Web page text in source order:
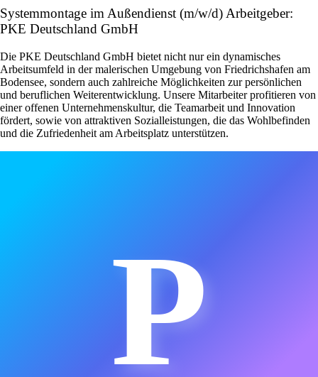
Systemmontage im Außendienst (m/w/d) Arbeitgeber:
PKE Deutschland GmbH
Die PKE Deutschland GmbH bietet nicht nur ein dynamisches
Arbeitsumfeld in der malerischen Umgebung von Friedrichshafen am
Bodensee, sondern auch zahlreiche Möglichkeiten zur persönlichen
und beruflichen Weiterentwicklung. Unsere Mitarbeiter profitieren von
einer offenen Unternehmenskultur, die Teamarbeit und Innovation
fördert, sowie von attraktiven Sozialleistungen, die das Wohlbefinden
und die Zufriedenheit am Arbeitsplatz unterstützen.
P